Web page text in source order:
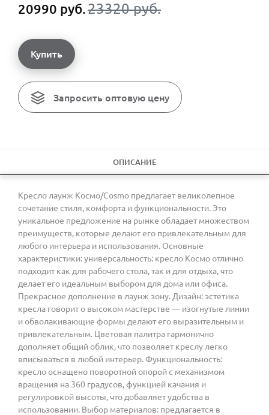
20990 руб.23320 руб.
Купить
Запросить оптовую цену
ОПИСАНИЕ
Кресло лаунж Космо/Cosmo предлагает великолепное
сочетание стиля, комфорта и функциональности. Это
уникальное предложение на рынке обладает множеством
преимуществ, которые делают его привлекательным для
любого интерьера и использования. Основные
характеристики: универсальность: кресло Космо отлично
подходит как для рабочего стола, так и для отдыха, что
делает его идеальным выбором для дома или офиса.
Прекрасное дополнение в лаунж зону. Дизайн: эстетика
кресла говорит о высоком мастерстве — изогнутые линии
и обволакивающие формы делают его выразительным и
привлекательным. Цветовая палитра гармонично
дополняет общий облик, что позволяет креслу легко
вписываться в любой интерьер. Функциональность:
кресло оснащено поворотной опорой с механизмом
вращения на 360 градусов, функцией качания и
регулировкой высоты, что добавляет удобства в
использовании. Выбор материалов: предлагается в